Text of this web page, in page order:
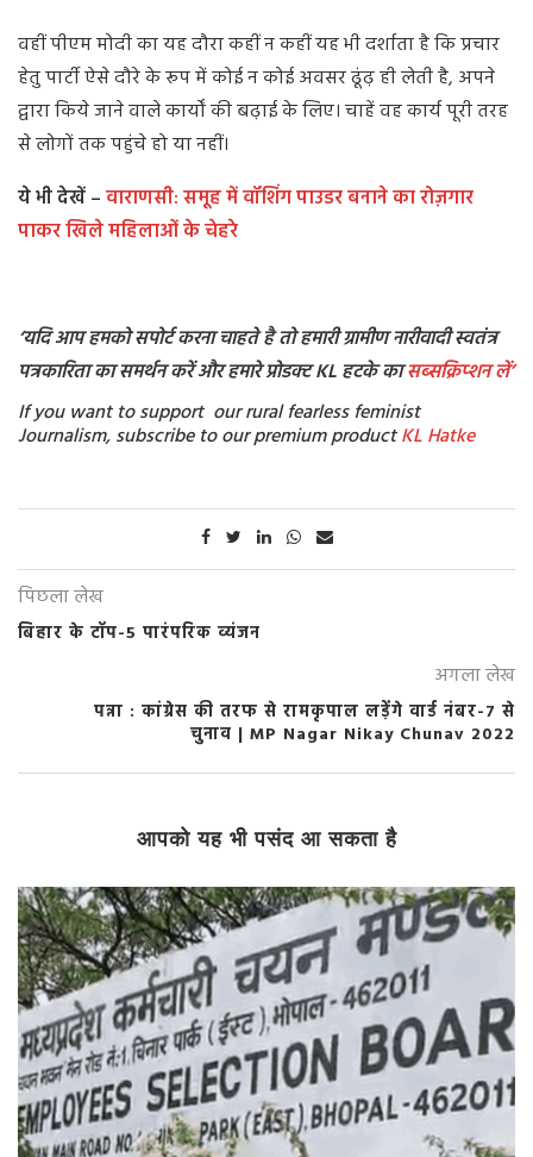
वहीं पीएम मोदी का यह दौरा कहीं न कहीं यह भी दर्शाता है कि प्रचार
हेतु पार्टी ऐसे दौरे के रूप में कोई न कोई अवसर ढूंढ़ ही लेती है, अपने
द्वारा किये जाने वाले कार्यों की बढ़ाई के लिए। चाहें वह कार्य पूरी तरह
से लोगों तक पहुंचे हो या नहीं।
ये भी देखें –वाराणसी: समूह में वॉशिंग पाउडर बनाने का रोज़गार
पाकर खिले महिलाओं के चेहरे
‘यदि आप हमको सपोर्ट करना चाहते है तो हमारी ग्रामीण नारीवादी स्वतंत्र
पत्रकारिता का समर्थन करें और हमारे प्रोडक्ट KL हटके कासब्सक्रिप्शनलें’
If you want to support our rural fearless feminist
Journalism, subscribe to our premium productKL Hatke
पिछला लेख
बिहार के टॉप-5 पारंपरिक व्यंजन
अगला लेख
पन्ना : कांग्रेस की तरफ से रामकृपाल लड़ेंगे वार्ड नंबर-7 से
चुनाव | MP Nagar Nikay Chunav 2022
आपको यह भी पसंद आ सकता है